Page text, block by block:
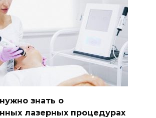
знать о
лазерных процедурах